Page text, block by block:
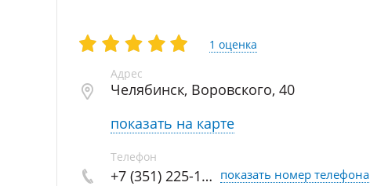
1 оценка
Адрес
Челябинск, Воровского, 40
показать на карте
Телефон
+7 (351) 225-1… показать номер телефона